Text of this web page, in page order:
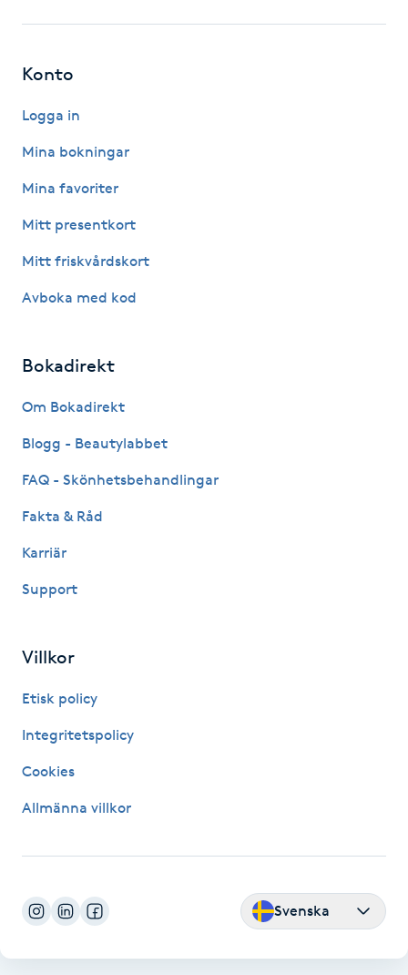
IPL hårborttagning
Katun fransar
Kemisk peeling
Kinesiologi
Kiropraktik
Klangmassage
Klippning ungdom
Konto
Logga in
Mina bokningar
Mina favoriter
Mitt presentkort
Mitt friskvårdskort
Avboka med kod
Bokadirekt
Om Bokadirekt
Blogg - Beautylabbet
FAQ - Skönhetsbehandlingar
Fakta & Råd
Karriär
Support
Villkor
Etisk policy
Integritetspolicy
Cookies
Allmänna villkor
Svenska